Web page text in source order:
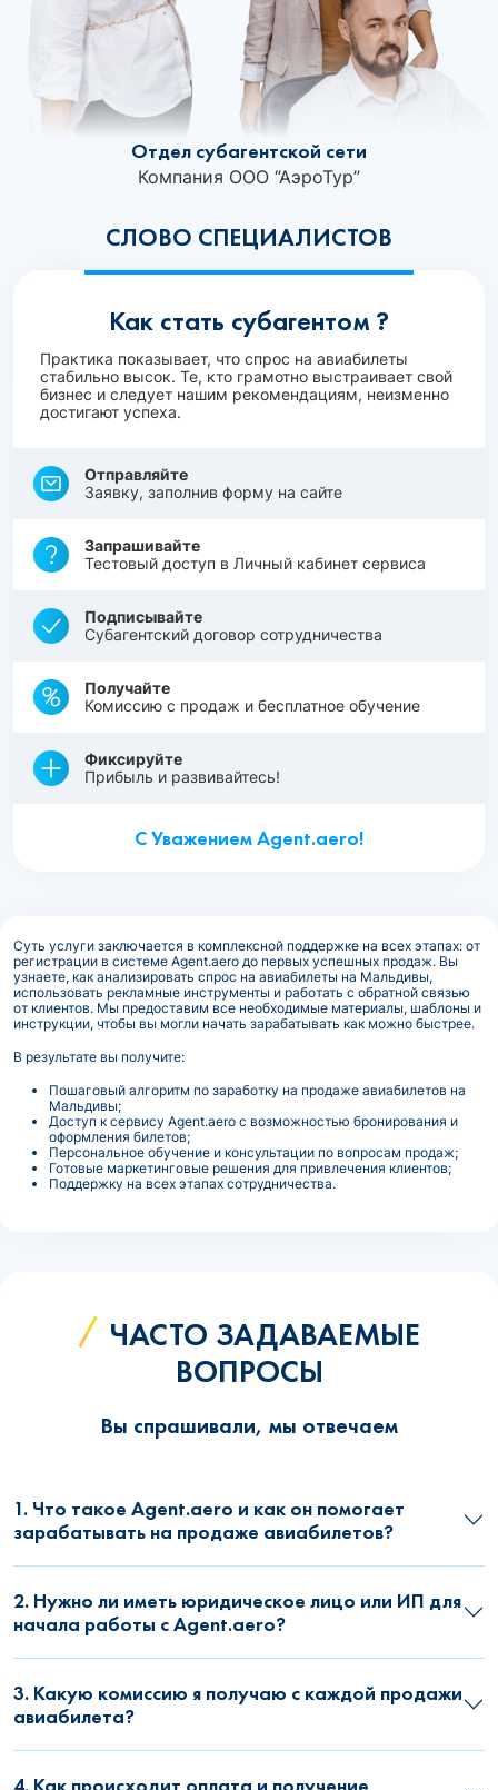
СЛОВО СПЕЦИАЛИСТОВ
Отдел субагентской сети
Компания ООО “АэроТур”
Как стать субагентом ?
Практика показывает, что спрос на авиабилеты
стабильно высок. Те, кто грамотно выстраивает свой
бизнес и следует нашим рекомендациям, неизменно
достигают успеха.
Отправляйте
Заявку, заполнив форму на сайте
Запрашивайте
Тестовый доступ в Личный кабинет сервиса
Подписывайте
Субагентский договор сотрудничества
Получайте
Комиссию с продаж и бесплатное обучение
Фиксируйте
Прибыль и развивайтесь!
С Уважением Agent.aero!
Суть услуги заключается в комплексной поддержке на всех этапах: от
регистрации в системе Agent.aero до первых успешных продаж. Вы
узнаете, как анализировать спрос на авиабилеты на Мальдивы,
использовать рекламные инструменты и работать с обратной связью
от клиентов. Мы предоставим все необходимые материалы, шаблоны и
инструкции, чтобы вы могли начать зарабатывать как можно быстрее.
В результате вы получите:
Пошаговый алгоритм по заработку на продаже авиабилетов на
Мальдивы;
Доступ к сервису Agent.aero с возможностью бронирования и
оформления билетов;
Персональное обучение и консультации по вопросам продаж;
Готовые маркетинговые решения для привлечения клиентов;
Поддержку на всех этапах сотрудничества.
ЧАСТО ЗАДАВАЕМЫЕ
ВОПРОСЫ
Вы спрашивали, мы отвечаем
1. Что такое Agent.aero и как он помогает
зарабатывать на продаже авиабилетов?
2. Нужно ли иметь юридическое лицо или ИП для
начала работы с Agent.aero?
3. Какую комиссию я получаю с каждой продажи
авиабилета?